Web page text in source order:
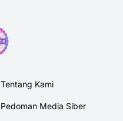
Tentang Kami
Pedoman Media Siber